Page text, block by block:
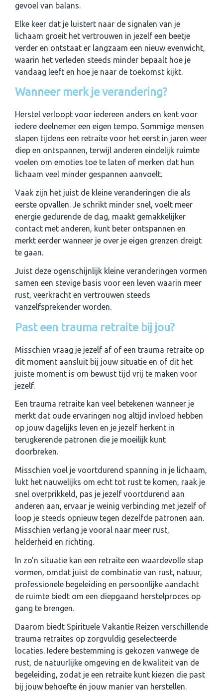
gevoel van balans.
Elke keer dat je luistert naar de signalen van je
lichaam groeit het vertrouwen in jezelf een beetje
verder en ontstaat er langzaam een nieuw evenwicht,
waarin het verleden steeds minder bepaalt hoe je
vandaag leeft en hoe je naar de toekomst kijkt.
Wanneer merk je verandering?
Herstel verloopt voor iedereen anders en kent voor
iedere deelnemer een eigen tempo. Sommige mensen
slapen tijdens een retraite voor het eerst in jaren weer
diep en ontspannen, terwijl anderen eindelijk ruimte
voelen om emoties toe te laten of merken dat hun
lichaam veel minder gespannen aanvoelt.
Vaak zijn het juist de kleine veranderingen die als
eerste opvallen. Je schrikt minder snel, voelt meer
energie gedurende de dag, maakt gemakkelijker
contact met anderen, kunt beter ontspannen en
merkt eerder wanneer je over je eigen grenzen dreigt
te gaan.
Juist deze ogenschijnlijk kleine veranderingen vormen
samen een stevige basis voor een leven waarin meer
rust, veerkracht en vertrouwen steeds
vanzelfsprekender worden.
Past een trauma retraite bij jou?
Misschien vraag je jezelf af of een trauma retraite op
dit moment aansluit bij jouw situatie en of dit het
juiste moment is om bewust tijd vrij te maken voor
jezelf.
Een trauma retraite kan veel betekenen wanneer je
merkt dat oude ervaringen nog altijd invloed hebben
op jouw dagelijks leven en je jezelf herkent in
terugkerende patronen die je moeilijk kunt
doorbreken.
Misschien voel je voortdurend spanning in je lichaam,
lukt het nauwelijks om echt tot rust te komen, raak je
snel overprikkeld, pas je jezelf voortdurend aan
anderen aan, ervaar je weinig verbinding met jezelf of
loop je steeds opnieuw tegen dezelfde patronen aan.
Misschien verlang je vooral naar meer rust,
helderheid en richting.
In zo'n situatie kan een retraite een waardevolle stap
vormen, omdat juist de combinatie van rust, natuur,
professionele begeleiding en persoonlijke aandacht
de ruimte biedt om een diepgaand herstelproces op
gang te brengen.
Daarom biedt Spirituele Vakantie Reizen verschillende
trauma retraites op zorgvuldig geselecteerde
locaties. Iedere bestemming is gekozen vanwege de
rust, de natuurlijke omgeving en de kwaliteit van de
begeleiding, zodat je een retraite kunt kiezen die past
bij jouw behoefte én jouw manier van herstellen.